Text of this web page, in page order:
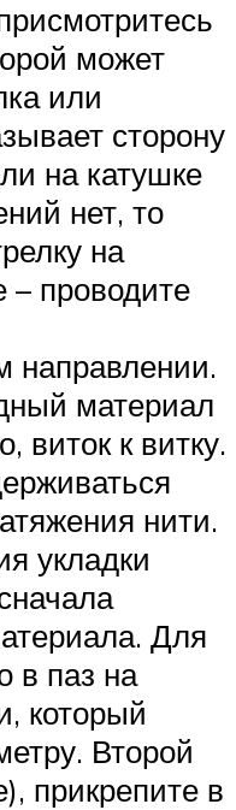
может
или
сторону
на катушке
нет, то
на
– проводите
направлении.
материал
виток к витку.
нити.
укладки
Для
в паз на
который
Второй
прикрепите в